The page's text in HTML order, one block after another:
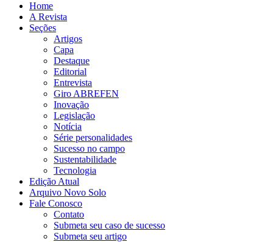
Home
A Revista
Seções
Artigos
Capa
Destaque
Editorial
Entrevista
Giro ABREFEN
Inovação
Legislação
Notícia
Série personalidades
Sucesso no campo
Sustentabilidade
Tecnologia
Edição Atual
Arquivo Novo Solo
Fale Conosco
Contato
Submeta seu caso de sucesso
Submeta seu artigo